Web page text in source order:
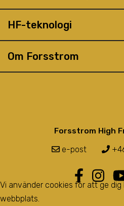
HF-teknologi
Om Forsstrom
Forsstrom High
e-post
Vi använder cookies för att ge
webbplats.